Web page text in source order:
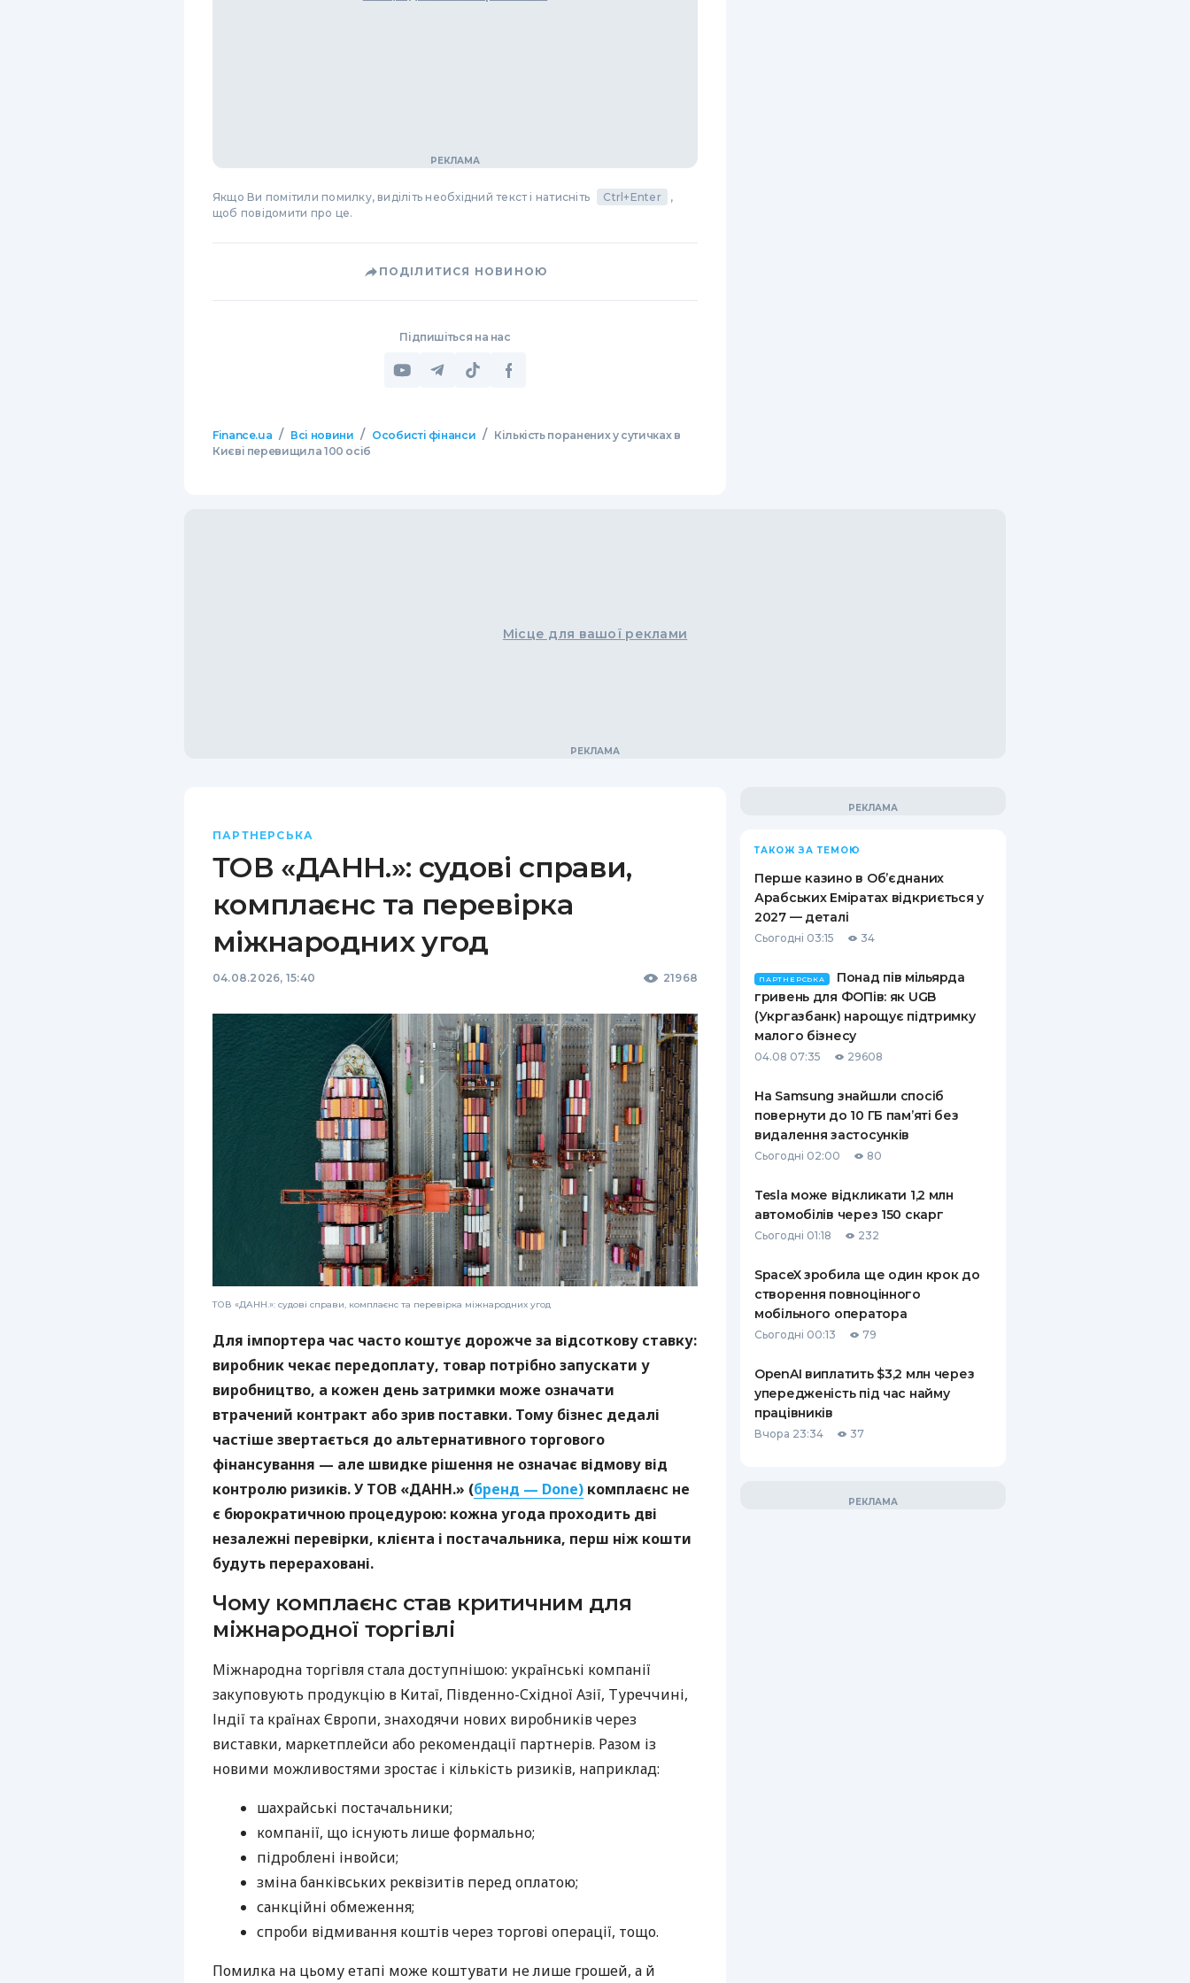
Якщо Ви помітили помилку, виділіть необхідний текст і натисніть Ctrl+Enter
,
щоб повідомити про це.
ПОДІЛИТИСЯ НОВИНОЮ
Підпишіться на нас
Finance.ua / Всі новини / Особисті фінанси /
Кількість поранених у сутичках в
Києві перевищила 100 осіб
Місце для вашої реклами
ПАРТНЕРСЬКА
ТОВ «ДАНН.»: судові справи,
комплаєнс та перевірка
міжнародних угод
04.08.2026, 15:40 21968
ТОВ «ДАНН.»: судові справи, комплаєнс та перевірка міжнародних угод
Для імпортера час часто коштує дорожче за відсоткову ставку:
виробник чекає передоплату, товар потрібно запускати у
виробництво, а кожен день затримки може означати
втрачений контракт або зрив поставки. Тому бізнес дедалі
частіше звертається до альтернативного торгового
фінансування — але швидке рішення не означає відмову від
контролю ризиків. У ТОВ «ДАНН.» (бренд — Done) комплаєнс не
є бюрократичною процедурою: кожна угода проходить дві
незалежні перевірки, клієнта і постачальника, перш ніж кошти
будуть перераховані.
Чому комплаєнс став критичним для
міжнародної торгівлі
Міжнародна торгівля стала доступнішою: українські компанії
закуповують продукцію в Китаї, Південно-Східної Азії, Туреччині,
Індії та країнах Європи, знаходячи нових виробників через
виставки, маркетплейси або рекомендації партнерів. Разом із
новими можливостями зростає і кількість ризиків, наприклад:
шахрайські постачальники;
компанії, що існують лише формально;
підроблені інвойси;
зміна банківських реквізитів перед оплатою;
санкційні обмеження;
спроби відмивання коштів через торгові операції, тощо.
Помилка на цьому етапі може коштувати не лише грошей, а й
ТАКОЖ ЗА ТЕМОЮ
Перше казино в Об’єднаних
Арабських Еміратах відкриється у
2027 — деталі
Сьогодні 03:15 34
ПАРТНЕРСЬКА
Понад пів мільярда
гривень для ФОПів: як UGB
(Укргазбанк) нарощує підтримку
малого бізнесу
04.08 07:35 29608
На Samsung знайшли спосіб
повернути до 10 ГБ пам’яті без
видалення застосунків
Сьогодні 02:00 80
Tesla може відкликати 1,2 млн
автомобілів через 150 скарг
Сьогодні 01:18 232
SpaceX зробила ще один крок до
створення повноцінного
мобільного оператора
Сьогодні 00:13 79
OpenAI виплатить $3,2 млн через
упередженість під час найму
працівників
Вчора 23:34 37